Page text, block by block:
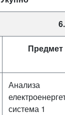
Предмет
Анализа
система 1